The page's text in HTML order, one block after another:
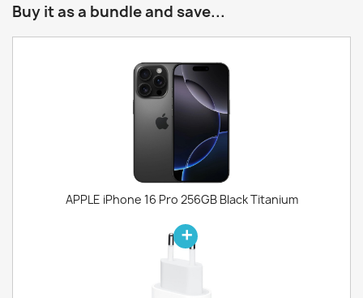
Buy it as a bundle and save...
APPLE iPhone 16 Pro 256GB Black Titanium